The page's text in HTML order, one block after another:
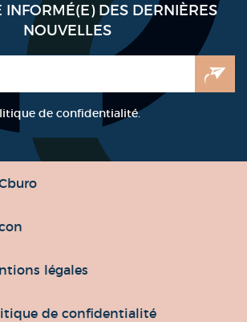
INFORMÉ(E) DES DERNIÈRES
NOUVELLES
de confidentialité.
légales
de confidentialité